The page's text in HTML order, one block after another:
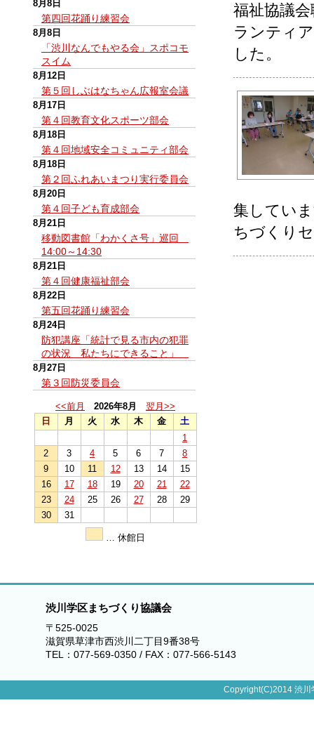
8月8日
第四回花踊り練習会
8月8日
「渋川なんでもやる会」スポコモ
スイム
8月12日
第５回しぶはなちゃん広報室会議
8月17日
第４回教育文化スポーツ部会
8月18日
第４回地域安全コミュニティ部会
8月18日
第２回ふれあいまつり実行委員会
8月20日
第４回子ども育成部会
8月21日
移動図書館「わかくさ号」巡回
14:00～14:30
8月21日
第４回健康福祉部会
8月22日
第五回花踊り練習会
8月24日
防犯講座「統計で見る市内の犯罪
の状況 私たちにできること」
8月27日
第３回防災委員会
<<前月 2026年8月
翌月>>
日
月 火 水 木 金
土
1
2
3 4 5 6 7
8
9
10 11 12 13 14
15
16
17 18 19 20 21
22
23
24 25 26 27 28
29
30
31
… 休館日
福祉協議
ランティ
した。
集してい
ちづくり
渋川学区まちづくり協議会
〒525-0025
滋賀県草津市西渋川二丁目9番38号
TEL：077-569-0350 / FAX：077-566-5143
Copyright(C)2014 渋川